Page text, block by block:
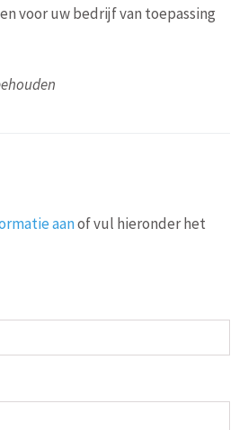
voor uw bedrijf van toepassing
aanof vul hieronder het